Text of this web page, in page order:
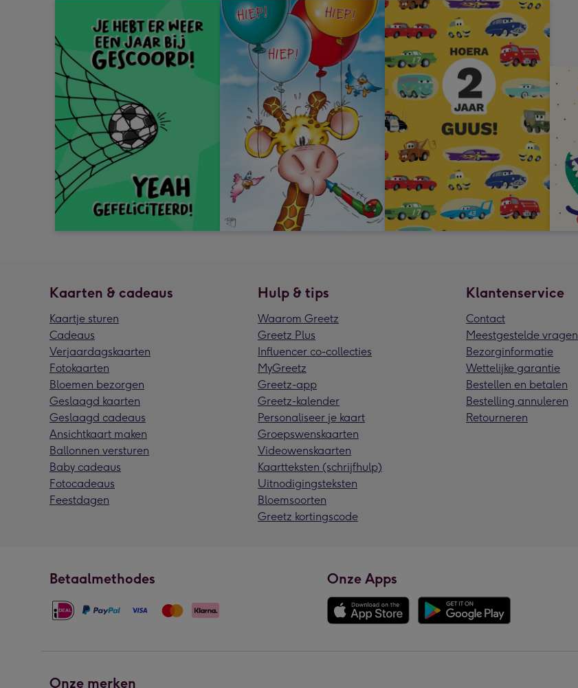
Kaarten & cadeaus
Kaartje sturen
Cadeaus
Verjaardagskaarten
Fotokaarten
Bloemen bezorgen
Geslaagd kaarten
Geslaagd cadeaus
Ansichtkaart maken
Ballonnen versturen
Baby cadeaus
Fotocadeaus
Feestdagen
Hulp & tips
Waarom Greetz
Greetz Plus
Influencer co-collecties
MyGreetz
Greetz-app
Greetz-kalender
Personaliseer je kaart
Groepswenskaarten
Videowenskaarten
Kaartteksten (schrijfhulp)
Uitnodigingsteksten
Bloemsoorten
Greetz kortingscode
Klantenservice
Contact
Meestgestelde vragen
Bezorginformatie
Wettelijke garantie
Bestellen en betalen
Bestelling annuleren
Retourneren
Betaalmethodes Onze Apps
Onze merken